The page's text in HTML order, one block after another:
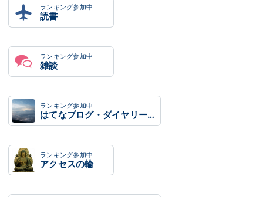
ランキング参加中
読書
ランキング参加中
雑談
ランキング参加中
はてなブログ・ダイヤリー利用者・読者あつまれグループ
ランキング参加中
アクセスの輪